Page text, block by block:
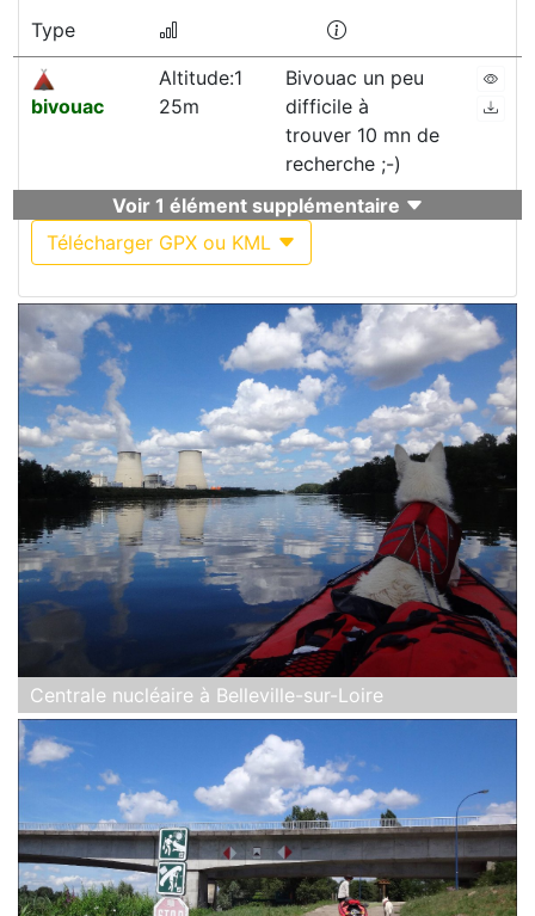
Type
bivouac
Altitude:1
25m
Bivouac un peu
difficile à
trouver 10 mn de
recherche ;-)
Voir 1 élément supplémentaire
Télécharger GPX ou KML
Centrale nucléaire à Belleville-sur-Loire